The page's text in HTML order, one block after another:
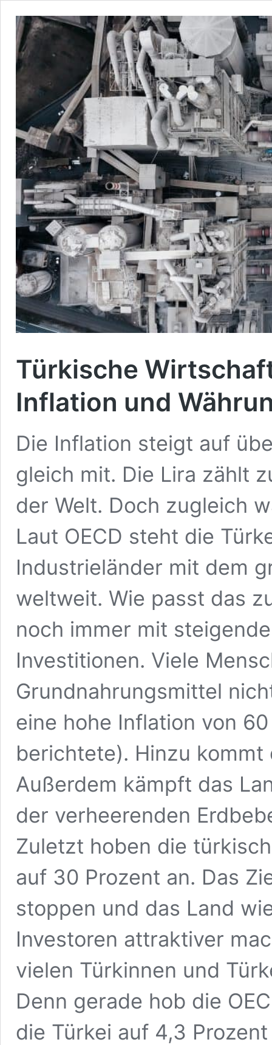
Türkische
Inflation und
Die Inflation steigt auf
gleich mit. Die Lira zählt
der Welt. Doch zugleich
Laut OECD steht die
Industrieländer mit dem
weltweit. Wie passt das
noch immer mit
Investitionen. Viele
Grundnahrungsmittel
eine hohe Inflation von
berichtete). Hinzu
Außerdem kämpft das
der verheerenden
Zuletzt hoben die
auf 30 Prozent an. Das
stoppen und das Land
Investoren attraktiver
vielen Türkinnen und
Denn gerade hob die
die Türkei auf 4,3